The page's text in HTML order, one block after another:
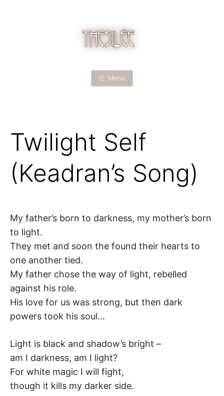
L
E
–
F
L
K
Menu
Twilight Self
(Keadran’s Song)
My father’s born to darkness, my mother’s born
to light.
They met and soon the found their hearts to
one another tied.
My father chose the way of light, rebelled
against his role.
His love for us was strong, but then dark
powers took his soul…
Light is black and shadow’s bright –
am I darkness, am I light?
For white magic I will fight,
though it kills my darker side.